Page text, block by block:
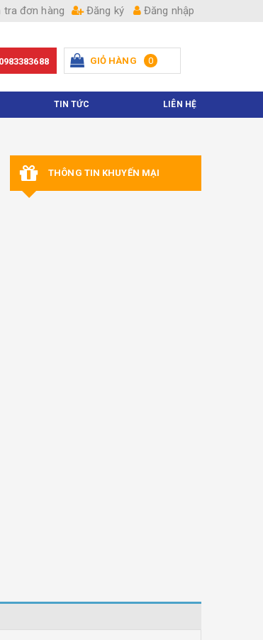
Đăng ký Đăng nhập
tra đơn hàng
0983383688 GIỎ HÀNG 0
TIN TỨC LIÊN HỆ
THÔNG TIN KHUYẾN MẠI